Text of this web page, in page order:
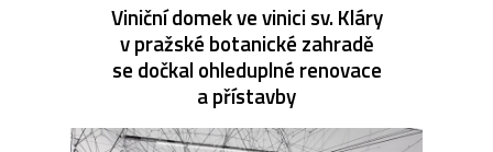
Viniční domek ve vinici sv. Kláry
v pražské botanické zahradě
se dočkal ohleduplné renovace
a přístavby